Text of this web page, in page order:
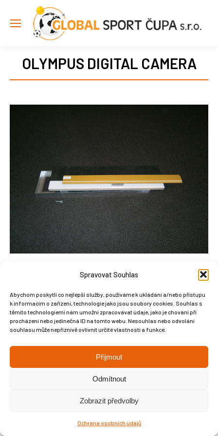
Spravovat Souhlas
Abychom poskytli co nejlepší služby, používáme k ukládání a/nebo přístupu
k informacím o zařízení, technologie jako jsou soubory cookies. Souhlas s
těmito technologiemi nám umožní zpracovávat údaje, jako je chování při
procházení nebo jedinečná ID na tomto webu. Nesouhlas nebo odvolání
souhlasu může nepříznivě ovlivnit určité vlastnosti a funkce.
Přijmout
Odmítnout
Zobrazit předvolby
Ochrana osobních údajů
OLYMPUS DIGITAL CAMERA
Copyright © Weiron Dynamics, s.r.o. |Tvorba webových stránek